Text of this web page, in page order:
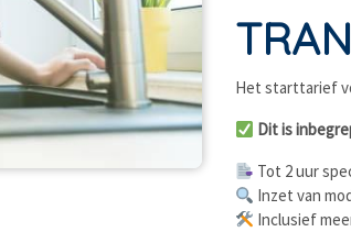
Het starttarief
Dit is
Tot 2 uur
Inzet van
Inclusief